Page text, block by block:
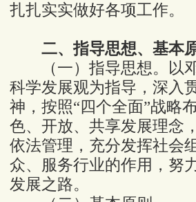
扎扎实实做好各项工作。
二、指导思想、基本
（一）指导思想。以邓
科学发展观为指导，深入
神，按照“四个全面”战略
色、开放、共享发展理念
依法管理，充分发挥社会
众、服务行业的作用，努
发展之路。